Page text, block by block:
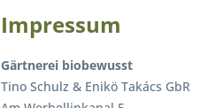
Impressum
Gärtnerei biobewusst
Tino Schulz & Enikö Takács GbR